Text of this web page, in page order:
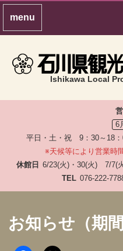
Ishikawa Local
6
平日・土・祝 9：30
※天候等により営業時
休館日 6/23(火)・30(火) 7/7(
TEL 076-222-
お知らせ（期間